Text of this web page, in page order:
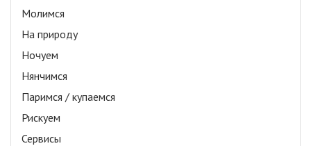
Молимся
На природу
Ночуем
Нянчимся
Паримся / купаемся
Рискуем
Сервисы